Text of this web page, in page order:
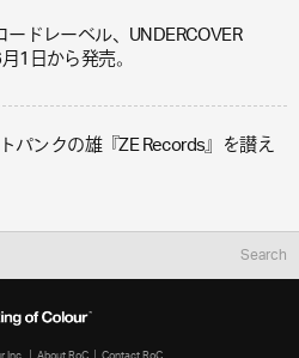
ードレーベル、UNDERCOVER
1日から発売。
パンクの雄『ZE Records』を讃え